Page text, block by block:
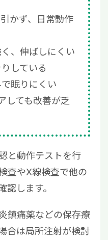
かず、日常動作
、伸ばしにくい
している
眠りにくい
しても改善が乏
と動作テストを行
査やX線検査で他の
します。
鎮痛薬などの保存療
合は局所注射が検討